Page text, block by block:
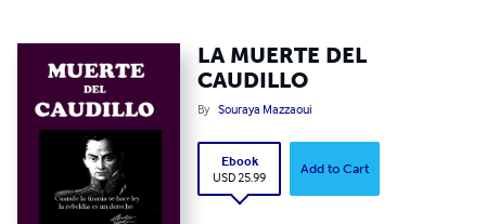
LA MUERTE DEL
CAUDILLO
By Souraya Mazzaoui
Ebook
USD 25.99
Add to Cart